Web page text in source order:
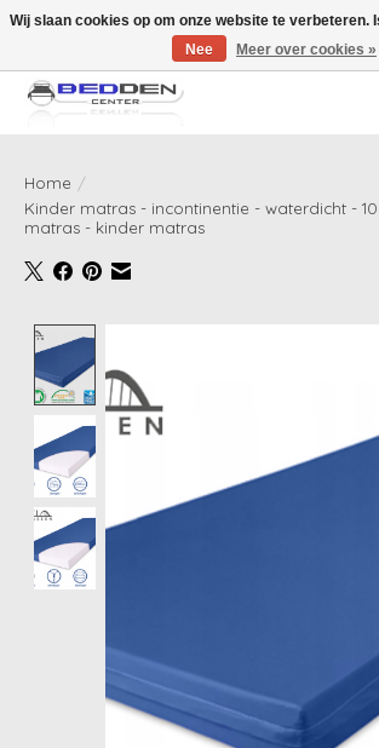
Standaard matrassen binnen 24 uur gratis geleverd!
Home /
Kinder matras - incontinentie - waterdicht -
matras - kinder matras
Wij slaan cookies op om onze website te verbeteren.
Nee
Meer over cookies »